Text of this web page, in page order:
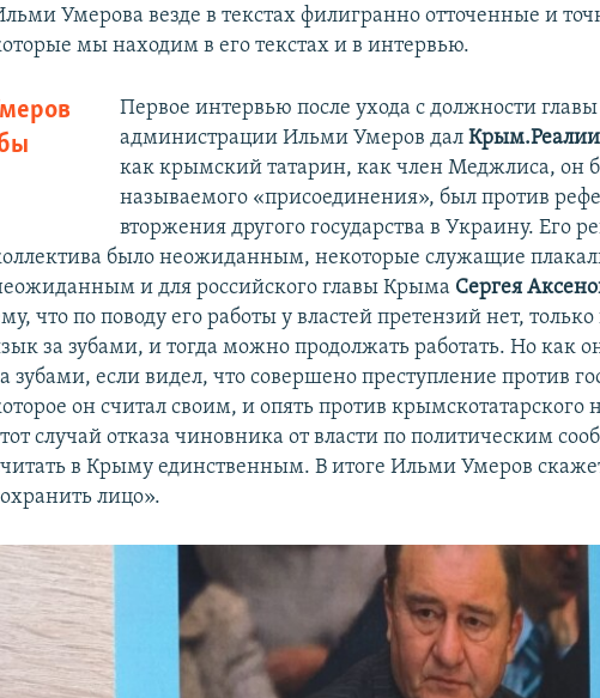
Умерова везде в текстах филигранно отточенные и
мы находим в его текстах и в интервью.
Первое интервью после ухода с должности
администрации Ильми Умеров дал Крым.Реалии
как крымский татарин, как член Меджлиса, он
называемого «присоединения», был против
вторжения другого государства в Украину. Его
было неожиданным, некоторые служащие
и для российского главы Крыма Сергея
что по поводу его работы у властей претензий нет,
за зубами, и тогда можно продолжать работать. Но как
зубами, если видел, что совершено преступление против
он считал своим, и опять против крымскотатарского
случай отказа чиновника от власти по политическим
в Крыму единственным. В итоге Ильми Умеров
лицо».